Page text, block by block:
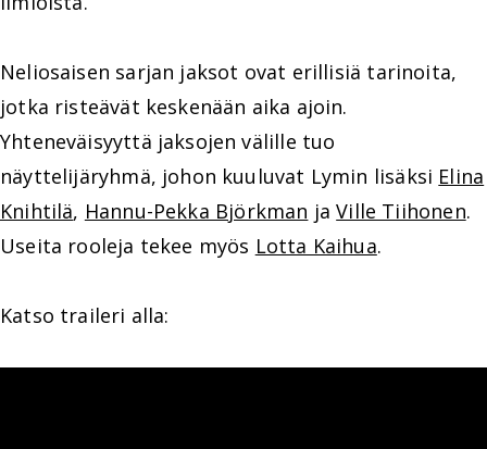
Neliosaisen sarjan jaksot ovat erillisiä tarinoita,
jotka risteävät keskenään aika ajoin.
Yhteneväisyyttä jaksojen välille tuo
näyttelijäryhmä, johon kuuluvat Lymin lisäksi Elina
Knihtilä, Hannu-Pekka Björkman jaVille Tiihonen.
Useita rooleja tekee myös Lotta Kaihua.
Katso traileri alla: